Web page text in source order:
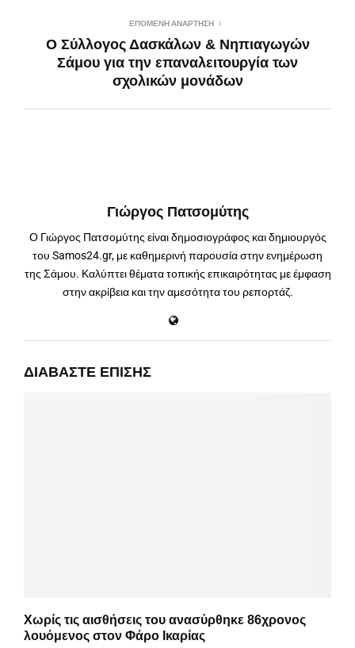
ΕΠΌΜΕΝΗ ΑΝΆΡΤΗΣΗ
Ο Σύλλογος Δασκάλων & Νηπιαγωγών
Σάμου για την επαναλειτουργία των
σχολικών μονάδων
Γιώργος Πατσομύτης
Ο Γιώργος Πατσομύτης είναι δημοσιογράφος και δημιουργός
του Samos24.gr, με καθημερινή παρουσία στην ενημέρωση
της Σάμου. Καλύπτει θέματα τοπικής επικαιρότητας με έμφαση
στην ακρίβεια και την αμεσότητα του ρεπορτάζ.
ΔΙΑΒΆΣΤΕ ΕΠΊΣΗΣ
Χωρίς τις αισθήσεις του ανασύρθηκε 86χρονος
λουόμενος στον Φάρο Ικαρίας